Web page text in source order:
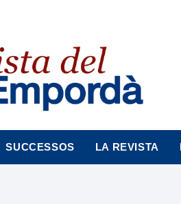
SUCCESSOS LA REVISTA